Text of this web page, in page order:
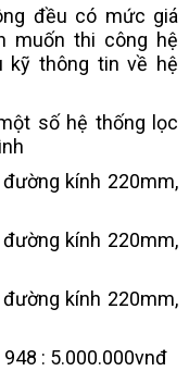
đều có mức giá
muốn thi công hệ
kỹ thông tin về hệ
số hệ thống lọc
kính 220mm,
kính 220mm,
kính 220mm,
: 5.000.000vnđ